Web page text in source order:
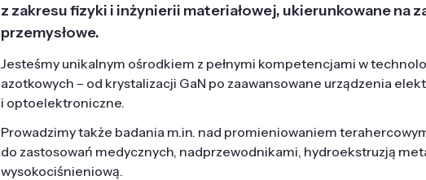
z zakresu fizyki i inżynierii materiałowej, ukierunkowane na
przemysłowe.
Jesteśmy unikalnym ośrodkiem z pełnymi kompetencjami w
azotkowych – od krystalizacji GaN po zaawansowane urządzenia
i optoelektroniczne.
Prowadzimy także badania m.in. nad promieniowaniem
do zastosowań medycznych, nadprzewodnikami, hydroekstruzją
wysokociśnieniową.